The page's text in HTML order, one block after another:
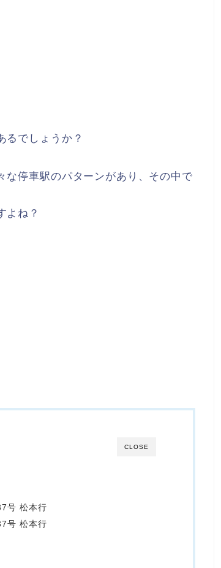
るでしょうか？
な停車駅のパターンがあり、その中で
よね？
CLOSE
号 松本行
号 松本行